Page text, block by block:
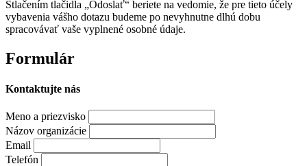
Stlačením tlačidla „Odoslať“ beriete na vedomie, že pre tieto účely
vybavenia vášho dotazu budeme po nevyhnutne dlhú dobu
spracovávať vaše vyplnené osobné údaje.
Formulár
Kontaktujte nás
Meno a priezvisko
Názov organizácie
Email
Telefón